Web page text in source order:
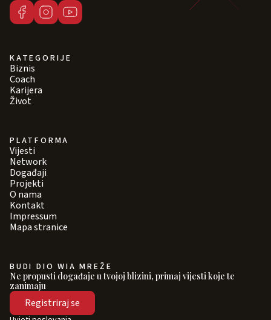
KATEGORIJE
Biznis
Coach
Karijera
Život
PLATFORMA
Vijesti
Network
Događaji
Projekti
O nama
Kontakt
Impressum
Mapa stranice
BUDI DIO WIA MREŽE
Ne propusti događaje u tvojoj blizini, primaj vijesti koje te
zanimaju
Registriraj se